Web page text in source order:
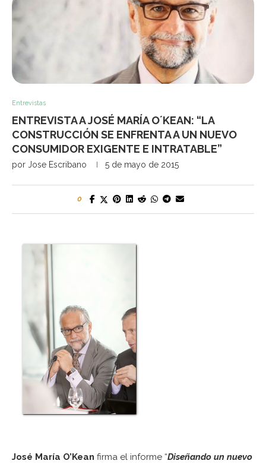
Entrevistas
ENTREVISTA A JOSÉ MARÍA O´KEAN: “LA
CONSTRUCCIÓN SE ENFRENTA A UN NUEVO
CONSUMIDOR EXIGENTE E INTRATABLE”
por Jose Escribano 5 de mayo de 2015
0
José María O’Kean firma el informe “Diseñando un nuevo